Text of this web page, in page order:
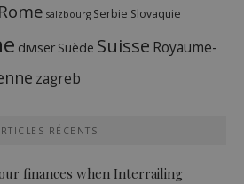
Rome salzbourg Serbie Slovaquie
diviser Suède Suisse Royaume-
zagreb
RÉCENTS
finances when Interrailing